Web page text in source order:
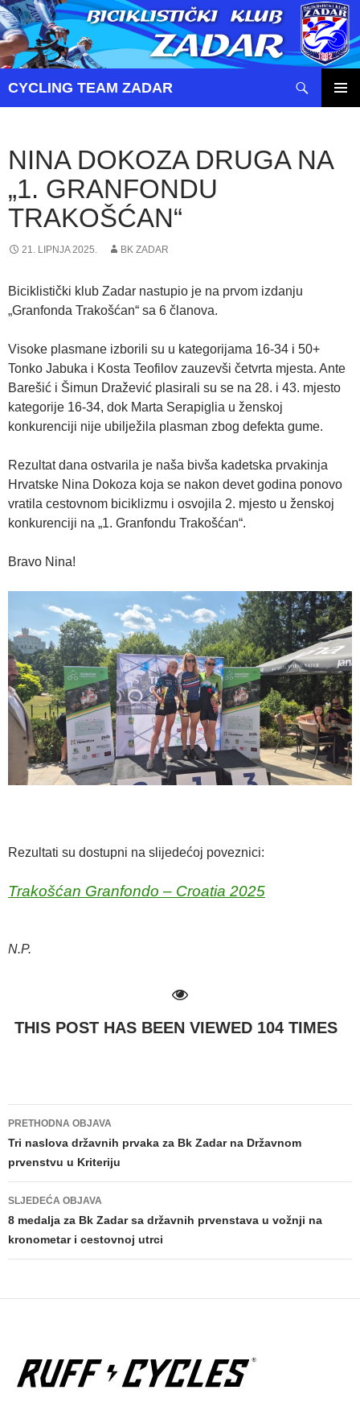
CYCLING TEAM ZADAR
NINA DOKOZA DRUGA NA
„1. GRANFONDU
TRAKOŠĆAN“
21. LIPNJA 2025. BK ZADAR
Biciklistički klub Zadar nastupio je na prvom izdanju
„Granfonda Trakošćan“ sa 6 članova.
Visoke plasmane izborili su u kategorijama 16-34 i 50+
Tonko Jabuka i Kosta Teofilov zauzevši četvrta mjesta. Ante
Barešić i Šimun Dražević plasirali su se na 28. i 43. mjesto
kategorije 16-34, dok Marta Serapiglia u ženskoj
konkurenciji nije ubilježila plasman zbog defekta gume.
Rezultat dana ostvarila je naša bivša kadetska prvakinja
Hrvatske Nina Dokoza koja se nakon devet godina ponovo
vratila cestovnom biciklizmu i osvojila 2. mjesto u ženskoj
konkurenciji na „1. Granfondu Trakošćan“.
Bravo Nina!
Rezultati su dostupni na slijedećoj poveznici:
Trakošćan Granfondo – Croatia 2025
N.P.
THIS POST HAS BEEN VIEWED 104 TIMES
Navigacija
objava
PRETHODNA OBJAVA
Tri naslova državnih prvaka za Bk Zadar na Državnom
prvenstvu u Kriteriju
SLJEDEĆA OBJAVA
8 medalja za Bk Zadar sa državnih prvenstava u vožnji na
kronometar i cestovnoj utrci